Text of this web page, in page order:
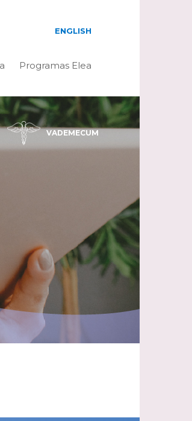
Programas Elea
ENGLISH
VADEMECUM